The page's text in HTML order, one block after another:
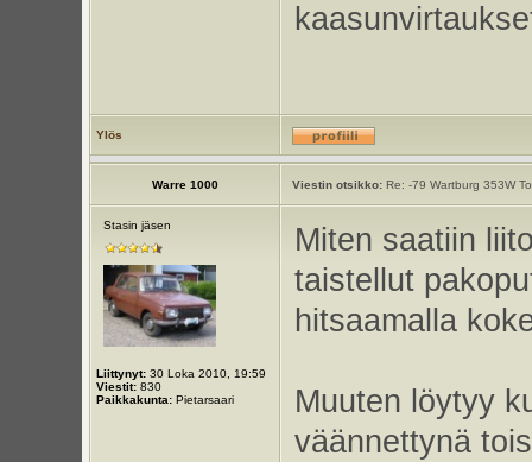
Ylös
Warre 1000 Viestin otsikko:Re: -79 Wartburg 353W
Stasin jäsen
Liittynyt:30 Loka 2010, 19:59
Viestit:830
Paikkakunta:Pietarsaari
Miten saatiin
taistellut
hitsaamalla
Muuten löytyy
väännettynä